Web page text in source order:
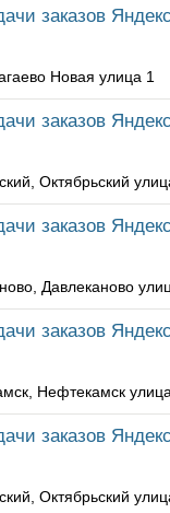
заказов
Новая улица 1
заказов
Октябрьский
заказов
Давлеканово
заказов
Нефтекамск
заказов
Октябрьский